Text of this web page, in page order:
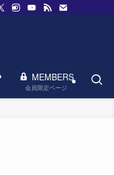
MEMBERS
会員限定ページ